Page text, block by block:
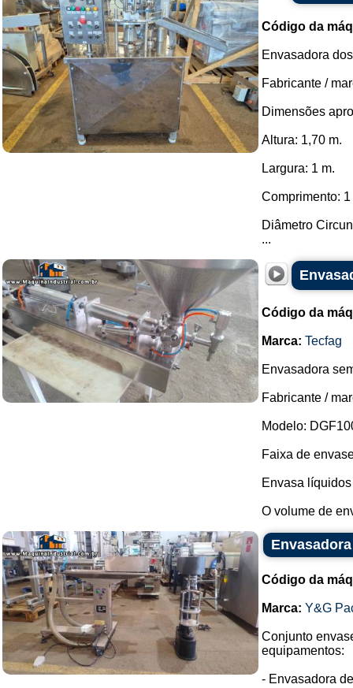
Código da
Envasadora
Fabricante /
Dimensões
Altura: 1,70 m.
Largura: 1 m.
Comprimento: 1
Diâmetro
...
Código da
Marca: Tecfag
Envasadora
Fabricante /
Modelo:
Faixa de
Envasa
O volume de
Código da
Marca: Y&G
Conjunto
equipamentos:
- Envasadora